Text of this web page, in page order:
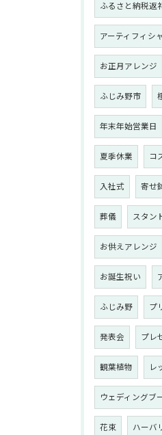
ふるさと納税返
アーティフィシ
お正月アレンジ
ふじみ野市
年末年始営業日
夏季休業 コ
入社式 寄せ
葬儀 スタン
お供えアレンジ
お誕生祝い
ふじみ野 プ
発表会 プレ
観葉植物 レ
ウェディングブ
花束 ハーバ